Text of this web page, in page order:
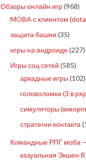
Обзоры онлайн игр(968)
MOBA с клиентом
защита башни (35)
игры на андроиде(227)
Игры соц сетей (585)
аркадные игры (102)
головоломки (3 в
симуляторы
стратегии контакта
Командные РПГ моба —
казуальная Экшен